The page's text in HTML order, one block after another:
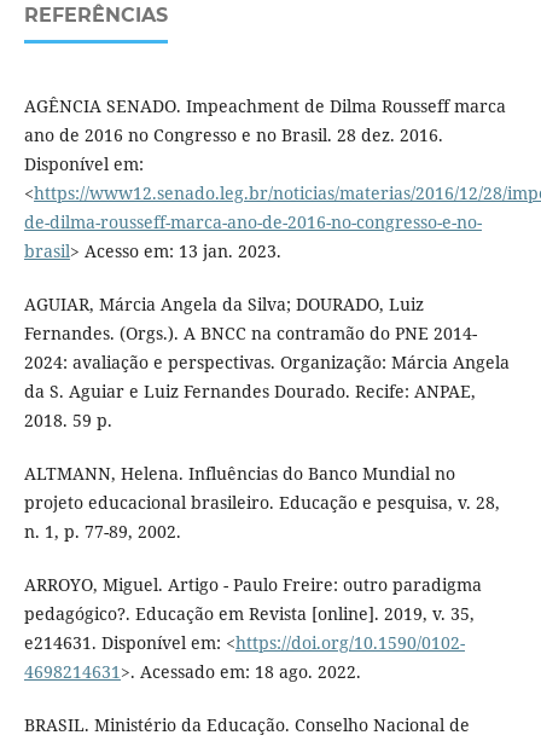
REFERÊNCIAS
AGÊNCIA SENADO. Impeachment de Dilma Rousseff marca
ano de 2016 no Congresso e no Brasil. 28 dez. 2016.
Disponível em:
<https://www12.senado.leg.br/noticias/materias/2016/12/28/
de-dilma-rousseff-marca-ano-de-2016-no-congresso-e-no-
brasil> Acesso em: 13 jan. 2023.
AGUIAR, Márcia Angela da Silva; DOURADO, Luiz
Fernandes. (Orgs.). A BNCC na contramão do PNE 2014-
2024: avaliação e perspectivas. Organização: Márcia Angela
da S. Aguiar e Luiz Fernandes Dourado. Recife: ANPAE,
2018. 59 p.
ALTMANN, Helena. Influências do Banco Mundial no
projeto educacional brasileiro. Educação e pesquisa, v. 28,
n. 1, p. 77-89, 2002.
ARROYO, Miguel. Artigo - Paulo Freire: outro paradigma
pedagógico?. Educação em Revista [online]. 2019, v. 35,
e214631. Disponível em: <https://doi.org/10.1590/0102-
4698214631>. Acessado em: 18 ago. 2022.
BRASIL. Ministério da Educação. Conselho Nacional de